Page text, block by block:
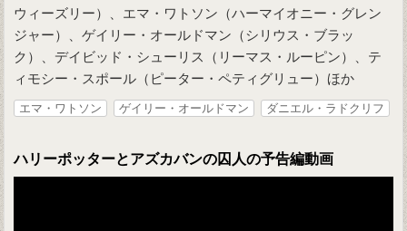
ウィーズリー）、エマ・ワトソン（ハーマイオニー・グレン
ジャー）、ゲイリー・オールドマン（シリウス・ブラッ
ク）、デイビッド・シューリス（リーマス・ルーピン）、テ
ィモシー・スポール（ピーター・ペティグリュー）ほか
エマ・ワトソン ゲイリー・オールドマン ダニエル・ラドクリフ
ハリーポッターとアズカバンの囚人の予告編動画